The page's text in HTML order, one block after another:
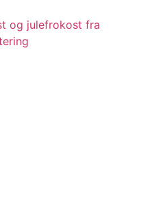
og julefrokost fra